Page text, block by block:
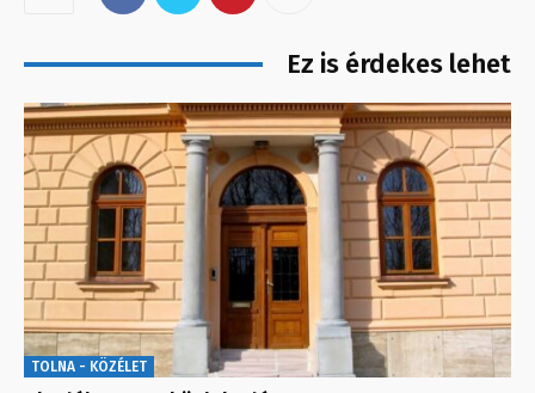
Ez is érdekes lehet
TOLNA - KÖZÉLET